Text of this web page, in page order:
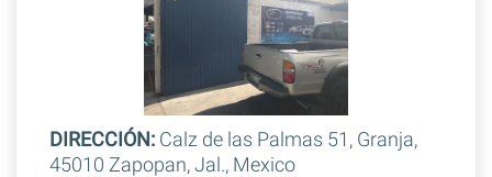
DIRECCIÓN:Calz de las Palmas 51, Granja,
45010 Zapopan, Jal., Mexico